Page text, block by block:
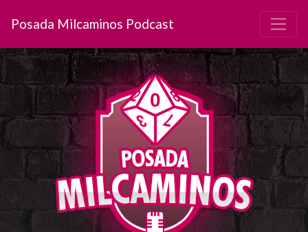
Posada Milcaminos Podcast